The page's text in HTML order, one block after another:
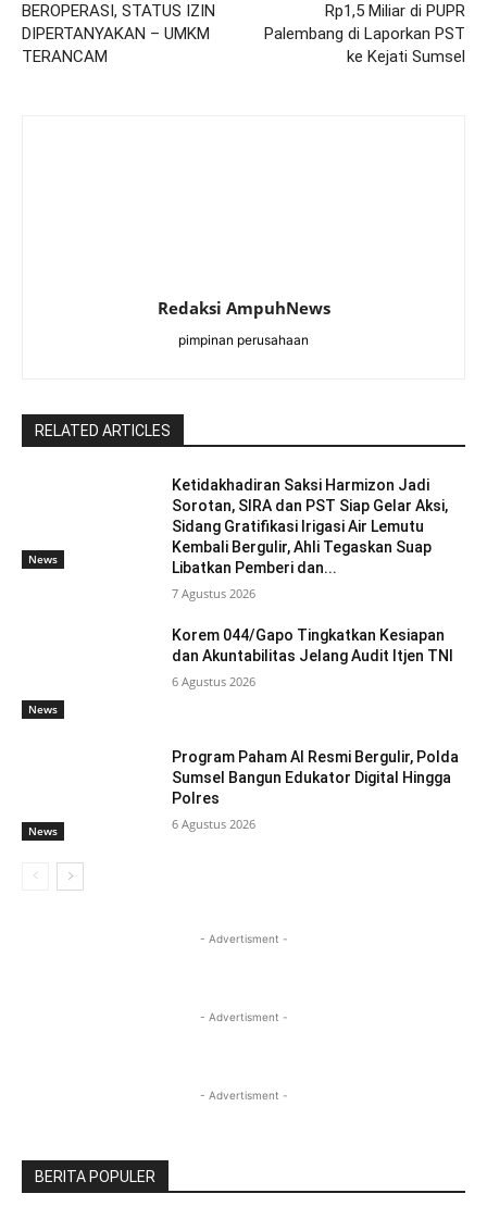
BEROPERASI, STATUS IZIN
DIPERTANYAKAN – UMKM
TERANCAM
Rp1,5 Miliar di PUPR
Palembang di Laporkan PST
ke Kejati Sumsel
Redaksi AmpuhNews
pimpinan perusahaan
RELATED ARTICLES
News
Ketidakhadiran Saksi Harmizon Jadi
Sorotan, SIRA dan PST Siap Gelar Aksi,
Sidang Gratifikasi Irigasi Air Lemutu
Kembali Bergulir, Ahli Tegaskan Suap
Libatkan Pemberi dan...
7 Agustus 2026
News
Korem 044/Gapo Tingkatkan Kesiapan
dan Akuntabilitas Jelang Audit Itjen TNI
6 Agustus 2026
News
Program Paham AI Resmi Bergulir, Polda
Sumsel Bangun Edukator Digital Hingga
Polres
6 Agustus 2026
- Advertisment -
- Advertisment -
- Advertisment -
BERITA POPULER